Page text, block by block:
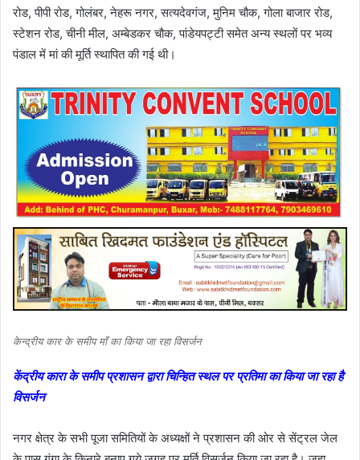
रोड, पीपी रोड, गोलंबर, नेहरू नगर, सत्यदेवगंज, मुनिम चौक, गोला बाजार रोड,
स्टेशन रोड, चीनी मील, अम्बेडकर चौक, पांडेयपट्टी समेत अन्य स्थलों पर भव्य
पंडाल में मां की मूर्ति स्थापित की गई थी।
केन्द्रीय कार के समीप माँ का किया जा रहा विसर्जन
केंद्रीय कारा के समीप प्रशासन द्वारा चिन्हित स्थल पर प्रतिमा का किया जा रहा है
विसर्जन
नगर क्षेत्र के सभी पूजा समितियों के अध्यक्षों ने प्रशासन की ओर से सेंट्रल जेल